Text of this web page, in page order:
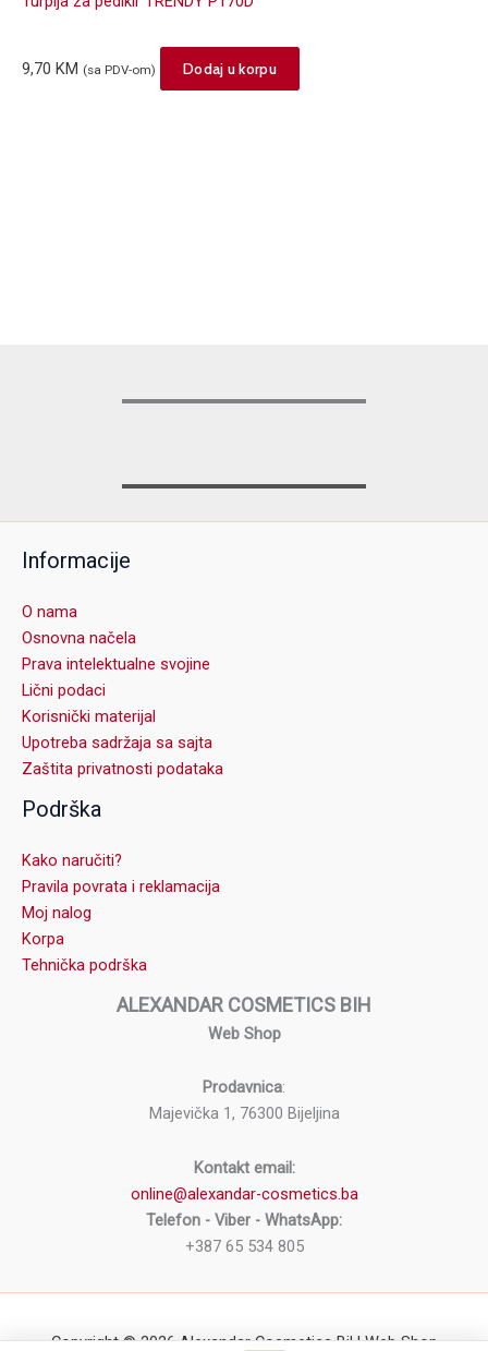
9,70 KM (sa PDV-om) Dodaj u korpu
Informacije
O nama
Osnovna načela
Prava intelektualne svojine
Lični podaci
Korisnički materijal
Upotreba sadržaja sa sajta
Zaštita privatnosti podataka
Podrška
Kako naručiti?
Pravila povrata i reklamacija
Moj nalog
Korpa
Tehnička podrška
ALEXANDAR COSMETICS BIH
Web Shop
Prodavnica:
Majevička 1, 76300 Bijeljina
Kontakt email:
online@alexandar-cosmetics.ba
Telefon - Viber - WhatsApp:
+387 65 534 805
Copyright © 2026 Alexandar Cosmetics BiH Web Shop